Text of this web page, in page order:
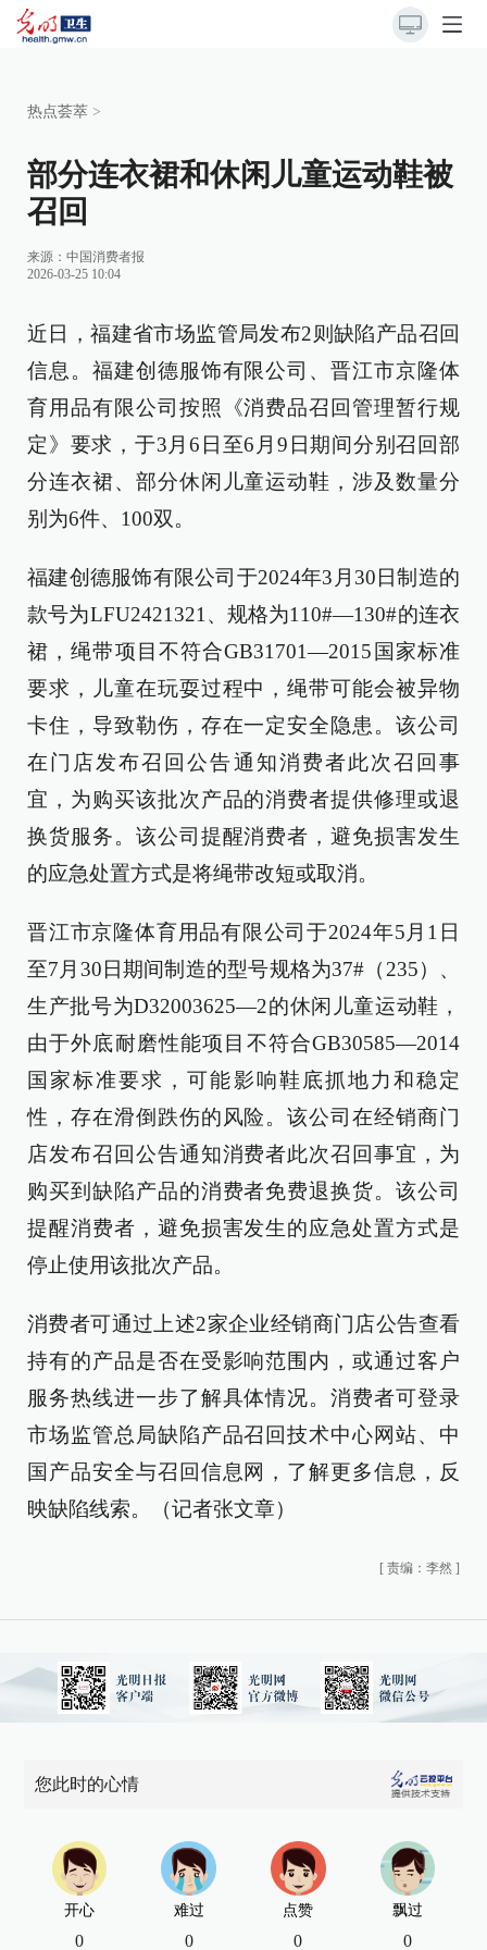
热点荟萃 >
部分连衣裙和休闲儿童运动鞋被
召回
来源： 中国消费者报
2026-03-25 10:04
近日，福建省市场监管局发布2则缺陷产品召回
信息。福建创德服饰有限公司、晋江市京隆体
育用品有限公司按照《消费品召回管理暂行规
定》要求，于3月6日至6月9日期间分别召回部
分连衣裙、部分休闲儿童运动鞋，涉及数量分
别为6件、100双。
福建创德服饰有限公司于2024年3月30日制造的
款号为LFU2421321、规格为110#—130#的连衣
裙，绳带项目不符合GB31701—2015国家标准
要求，儿童在玩耍过程中，绳带可能会被异物
卡住，导致勒伤，存在一定安全隐患。该公司
在门店发布召回公告通知消费者此次召回事
宜，为购买该批次产品的消费者提供修理或退
换货服务。该公司提醒消费者，避免损害发生
的应急处置方式是将绳带改短或取消。
晋江市京隆体育用品有限公司于2024年5月1日
至7月30日期间制造的型号规格为37#（235）、
生产批号为D32003625—2的休闲儿童运动鞋，
由于外底耐磨性能项目不符合GB30585—2014
国家标准要求，可能影响鞋底抓地力和稳定
性，存在滑倒跌伤的风险。该公司在经销商门
店发布召回公告通知消费者此次召回事宜，为
购买到缺陷产品的消费者免费退换货。该公司
提醒消费者，避免损害发生的应急处置方式是
停止使用该批次产品。
消费者可通过上述2家企业经销商门店公告查看
持有的产品是否在受影响范围内，或通过客户
服务热线进一步了解具体情况。消费者可登录
市场监管总局缺陷产品召回技术中心网站、中
国产品安全与召回信息网，了解更多信息，反
映缺陷线索。（记者张文章）
[ 责编：李然 ]
您此时的心情
开心
0
难过
0
点赞
0
飘过
0